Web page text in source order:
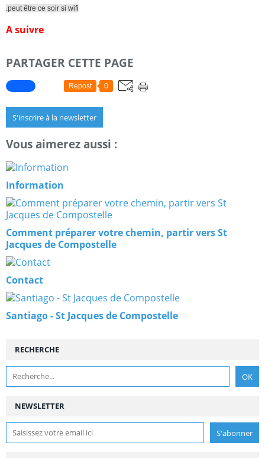
.peut être ce soir si wifi
A suivre
PARTAGER CETTE PAGE
Repost 0
S'inscrire à la newsletter
Vous aimerez aussi :
Information
Comment préparer votre chemin, partir vers St
Jacques de Compostelle
Contact
Santiago - St Jacques de Compostelle
NEWSLETTER
RECHERCHE